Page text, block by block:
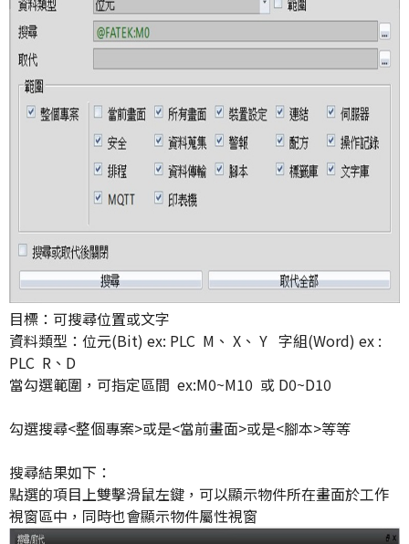
目標：可搜尋位置或文字
資料類型：位元(Bit) ex: PLC M、 X、 Y 字組(Word) ex :
PLC R、D
當勾選範圍，可指定區間 ex:M0~M10 或 D0~D10
勾選搜尋<整個專案>或是<當前畫面>或是<腳本>等等
搜尋結果如下：
點選的項目上雙擊滑鼠左鍵，可以顯示物件所在畫面於工作
視窗區中，同時也會顯示物件屬性視窗